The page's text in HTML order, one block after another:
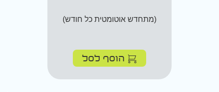
(מתחדש אוטומטית כל חודש)
הוסף לסל